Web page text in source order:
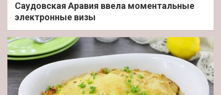
Саудовская Аравия ввела моментальные
электронные визы